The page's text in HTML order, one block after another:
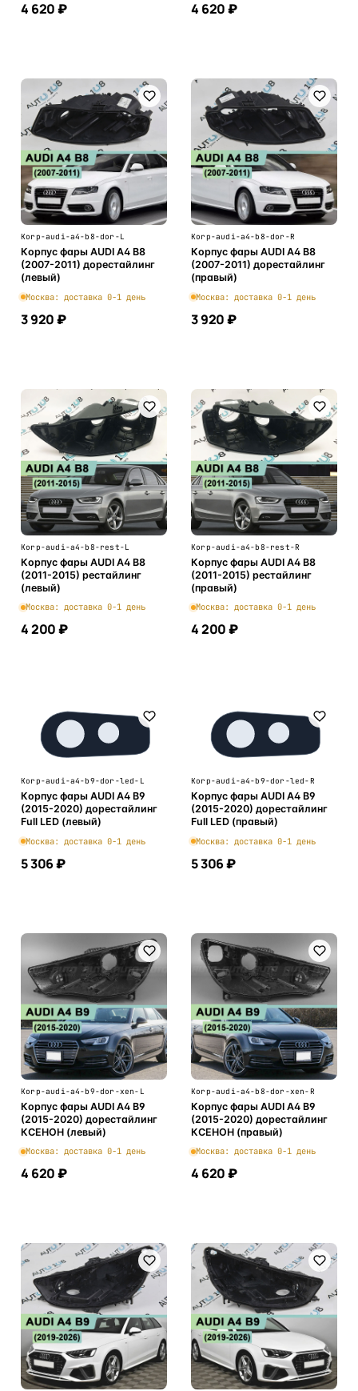
4 620 ₽ 4 620 ₽
Korp-audi-a4-b8-dor-L
Корпус фары AUDI A4 B8
(2007-2011) дорестайлинг
(левый)
Москва: доставка 0-1 день
3 920 ₽
Korp-audi-a4-b8-dor-R
Корпус фары AUDI A4 B8
(2007-2011) дорестайлинг
(правый)
Москва: доставка 0-1 день
3 920 ₽
Korp-audi-a4-b8-rest-L
Корпус фары AUDI A4 B8
(2011-2015) рестайлинг
(левый)
Москва: доставка 0-1 день
4 200 ₽
Korp-audi-a4-b8-rest-R
Корпус фары AUDI A4 B8
(2011-2015) рестайлинг
(правый)
Москва: доставка 0-1 день
4 200 ₽
Korp-audi-a4-b9-dor-led-L
Корпус фары AUDI A4 B9
(2015-2020) дорестайлинг
Full LED (левый)
Москва: доставка 0-1 день
5 306 ₽
Korp-audi-a4-b9-dor-led-R
Корпус фары AUDI A4 B9
(2015-2020) дорестайлинг
Full LED (правый)
Москва: доставка 0-1 день
5 306 ₽
Korp-audi-a4-b9-dor-xen-L
Корпус фары AUDI A4 B9
(2015-2020) дорестайлинг
КСЕНОН (левый)
Москва: доставка 0-1 день
4 620 ₽
Korp-audi-a4-b8-dor-xen-R
Корпус фары AUDI A4 B9
(2015-2020) дорестайлинг
КСЕНОН (правый)
Москва: доставка 0-1 день
4 620 ₽